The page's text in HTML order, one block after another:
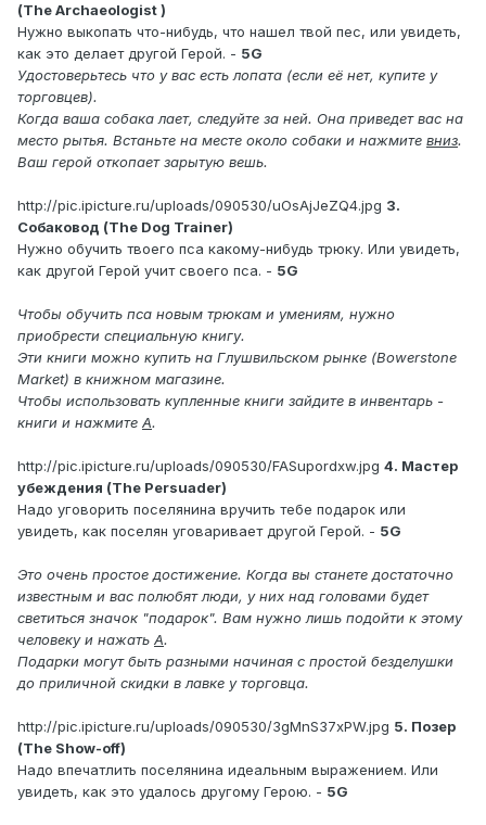
(The Archaeologist )
Нужно выкопать что-нибудь, что нашел твой пес, или увидеть,
как это делает другой Герой. - 5G
Удостоверьтесь что у вас есть лопата (если её нет, купите у
торговцев).
Когда ваша собака лает, следуйте за ней. Она приведет вас на
место рытья. Встаньте на месте около собаки и нажмите вниз.
Ваш герой откопает зарытую вешь.
http://pic.ipicture.ru/uploads/090530/uOsAjJeZQ4.jpg 3.
Собаковод (The Dog Trainer)
Нужно обучить твоего пса какому-нибудь трюку. Или увидеть,
как другой Герой учит своего пса. - 5G
Чтобы обучить пса новым трюкам и умениям, нужно
приобрести специальную книгу.
Эти книги можно купить на Глушвильском рынке (Bowerstone
Market) в книжном магазине.
Чтобы использовать купленные книги зайдите в инвентарь -
книги и нажмите А.
http://pic.ipicture.ru/uploads/090530/FASupordxw.jpg 4. Мастер
убеждения (The Persuader)
Надо уговорить поселянина вручить тебе подарок или
увидеть, как поселян уговаривает другой Герой. - 5G
Это очень простое достижение. Когда вы станете достаточно
известным и вас полюбят люди, у них над головами будет
светиться значок "подарок". Вам нужно лишь подойти к этому
человеку и нажать А.
Подарки могут быть разными начиная с простой безделушки
до приличной скидки в лавке у торговца.
http://pic.ipicture.ru/uploads/090530/3gMnS37xPW.jpg 5. Позер
(The Show-off)
Надо впечатлить поселянина идеальным выражением. Или
увидеть, как это удалось другому Герою. - 5G